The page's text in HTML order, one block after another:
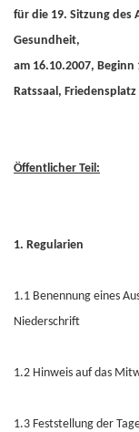
für die 19. Sitzung des
Gesundheit,
am 16.10.2007, Beginn
Ratssaal,
Öffentlicher Teil:
1. Regularien
1.1 Benennung eines
Niederschrift
1.2 Hinweis auf das
1.3 Feststellung der